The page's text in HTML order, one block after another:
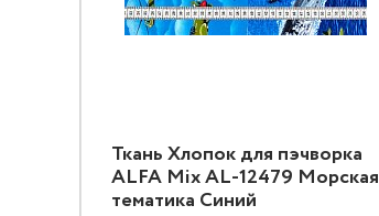
Ткань Хлопок для пэчворка
ALFA Mix AL-12479 Морская
тематика Синий